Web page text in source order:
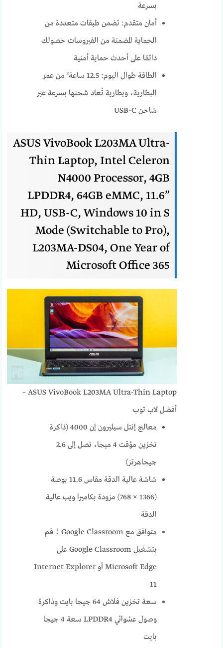
بسرعة
أمان متقدم: تضمن طبقات متعددة من
الحماية المضمنة من الفيروسات حصولك
دائمًا على أحدث حماية أمنية
الطاقة طوال اليوم: 12.5 ساعة² من عمر
البطارية، وبطارية تُعاد شحنها بسرعة عبر
شاحن USB-C
ASUS VivoBook L203MA Ultra-
Thin Laptop, Intel Celeron
N4000 Processor, 4GB
LPDDR4, 64GB eMMC, 11.6”
HD, USB-C, Windows 10 in S
Mode (Switchable to Pro),
L203MA-DS04, One Year of
Microsoft Office 365
ASUS VivoBook L203MA Ultra-Thin Laptop –
أفضل لاب توب
معالج إنتل سيليرون إن 4000 (ذاكرة
تخزين مؤقت 4 ميجا، تصل إلى 2.6
جيجاهرتز)
شاشة عالية الدقة مقاس 11.6 بوصة
(1366 × 768) مزودة بكاميرا ويب عالية
الدقة
متوافق مع Google Classroom ؛ قم
بتشغيل Google Classroom على
Microsoft Edge أو Internet Explorer
11
سعة تخزين فلاش 64 جيجا بايت وذاكرة
وصول عشوائي LPDDR4 سعة 4 جيجا
بايت